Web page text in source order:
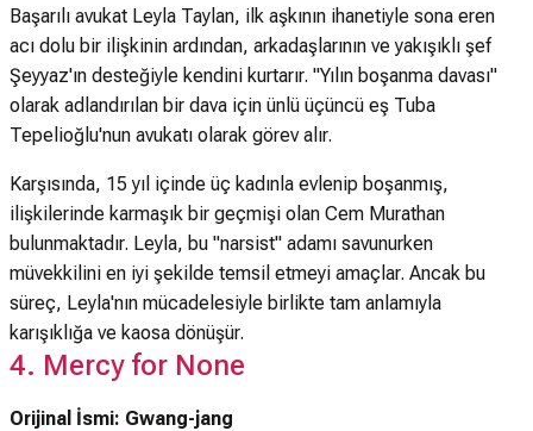
Başarılı avukat Leyla Taylan, ilk aşkının ihanetiyle sona eren
acı dolu bir ilişkinin ardından, arkadaşlarının ve yakışıklı şef
Şeyyaz'ın desteğiyle kendini kurtarır. "Yılın boşanma davası"
olarak adlandırılan bir dava için ünlü üçüncü eş Tuba
Tepelioğlu'nun avukatı olarak görev alır.
Karşısında, 15 yıl içinde üç kadınla evlenip boşanmış,
ilişkilerinde karmaşık bir geçmişi olan Cem Murathan
bulunmaktadır. Leyla, bu "narsist" adamı savunurken
müvekkilini en iyi şekilde temsil etmeyi amaçlar. Ancak bu
süreç, Leyla'nın mücadelesiyle birlikte tam anlamıyla
karışıklığa ve kaosa dönüşür.
4. Mercy for None
Orijinal İsmi: Gwang-jang